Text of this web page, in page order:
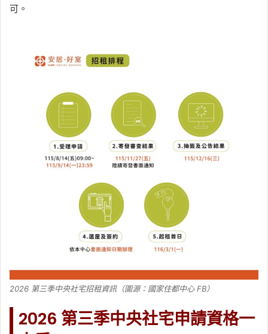
可。
2026 第三季中央社宅招租資訊（圖源：國家住都中心 FB）
2026 第三季中央社宅申請資格一